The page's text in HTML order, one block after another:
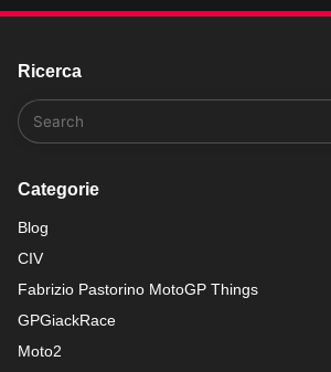
Ricerca
Categorie
Blog
CIV
Fabrizio Pastorino MotoGP Things
GPGiackRace
Moto2